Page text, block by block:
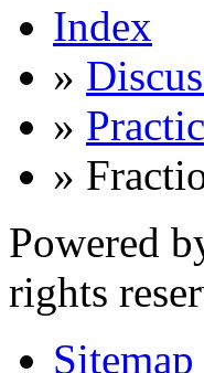
Index
»
»
»
Powered
rights
Sitemap